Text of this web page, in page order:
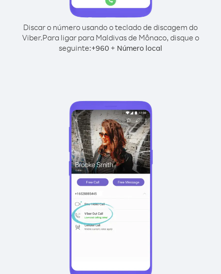
Discar o número usando o teclado de discagem do
Viber.Para ligar para Maldivas de Mônaco, disque o
seguinte:+960 + Número local